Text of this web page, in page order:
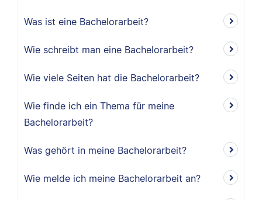
Was ist eine Bachelorarbeit?
Wie schreibt man eine Bachelorarbeit?
Wie viele Seiten hat die Bachelorarbeit?
Wie finde ich ein Thema für meine
Bachelorarbeit?
Was gehört in meine Bachelorarbeit?
Wie melde ich meine Bachelorarbeit an?